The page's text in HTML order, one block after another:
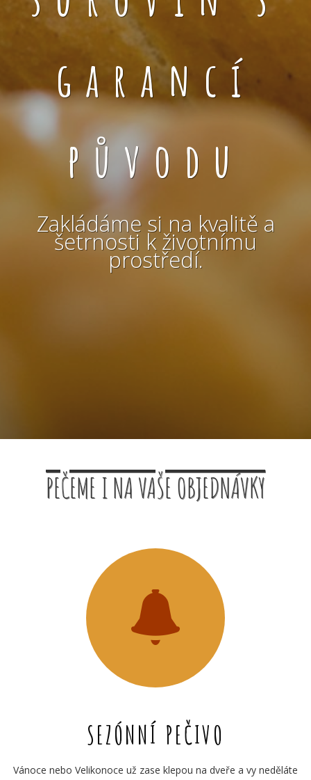
garancí
původu
Zakládáme si na kvalitě a
šetrnosti k životnímu
prostředí.
PEČEME I NA VAŠE OBJEDNÁVKY
SEZÓNNÍ PEČIVO
Vánoce nebo Velikonoce už zase klepou na dveře a vy neděláte